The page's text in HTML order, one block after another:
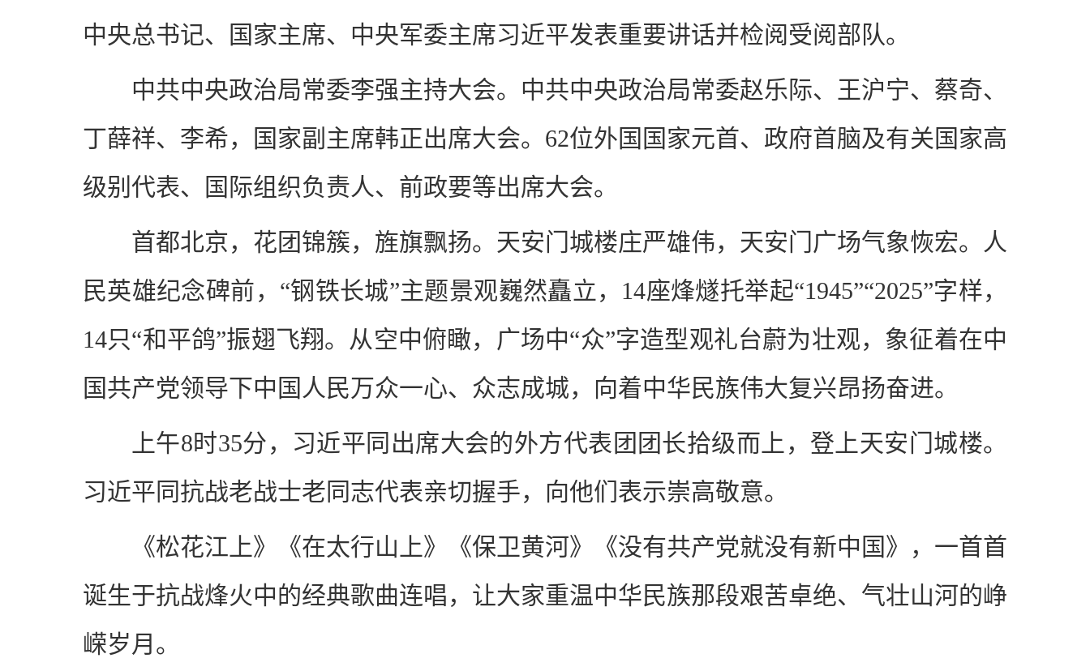
中央总书记、国家主席、中央军委主席习近平发表重要讲话并检阅受阅部队。
中共中央政治局常委李强主持大会。中共中央政治局常委赵乐际、王沪宁、蔡奇、
丁薛祥、李希，国家副主席韩正出席大会。62位外国国家元首、政府首脑及有关国家高
级别代表、国际组织负责人、前政要等出席大会。
首都北京，花团锦簇，旌旗飘扬。天安门城楼庄严雄伟，天安门广场气象恢宏。人
民英雄纪念碑前，“钢铁长城”主题景观巍然矗立，14座烽燧托举起“1945”“2025”字样，
14只“和平鸽”振翅飞翔。从空中俯瞰，广场中“众”字造型观礼台蔚为壮观，象征着在中
国共产党领导下中国人民万众一心、众志成城，向着中华民族伟大复兴昂扬奋进。
上午8时35分，习近平同出席大会的外方代表团团长拾级而上，登上天安门城楼。
习近平同抗战老战士老同志代表亲切握手，向他们表示崇高敬意。
《松花江上》《在太行山上》《保卫黄河》《没有共产党就没有新中国》，一首首
诞生于抗战烽火中的经典歌曲连唱，让大家重温中华民族那段艰苦卓绝、气壮山河的峥
嵘岁月。